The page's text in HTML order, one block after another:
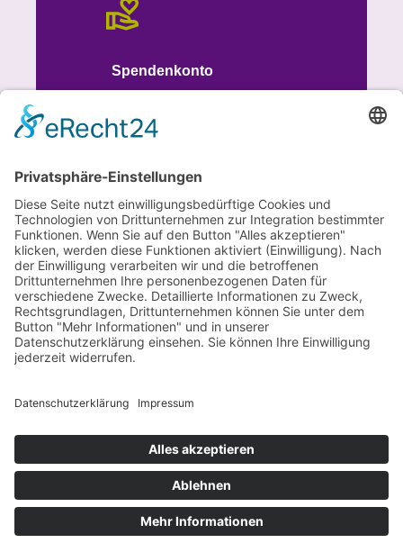
Spendenkonto
DE93 7015 0000 1008 8613 51
Jahresberichte
Datenschutz